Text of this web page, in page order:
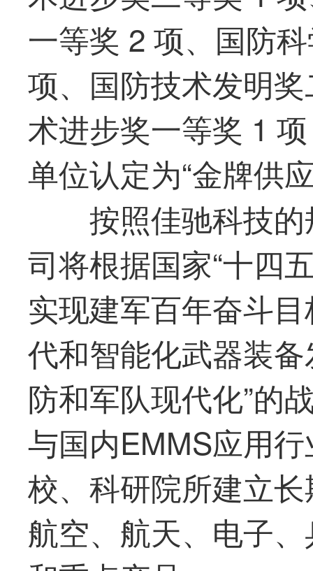
一等奖 2 项、国防
项、国防技术发明
术进步奖一等奖 1
单位认定为“金牌供
按照佳驰科技
司将根据国家“十四
实现建军百年奋斗
代和智能化武器装
防和军队现代化”的
与国内EMMS应用
校、科研院所建立
航空、航天、电子